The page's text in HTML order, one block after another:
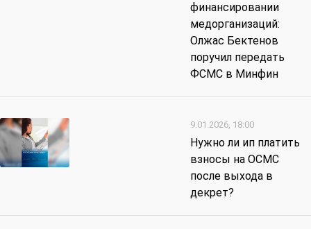
финансировании
медорганизаций:
Олжас Бектенов
поручил передать
ФСМС в Минфин
9.01.2026, 18:00
Нужно ли ип платить
взносы на ОСМС
после выхода в
декрет?